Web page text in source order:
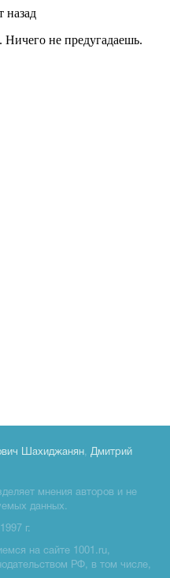
Шахиджанян, Дмитрий
мнения авторов и не
данных.
г.
на сайте 1001.ru,
РФ, в том числе,